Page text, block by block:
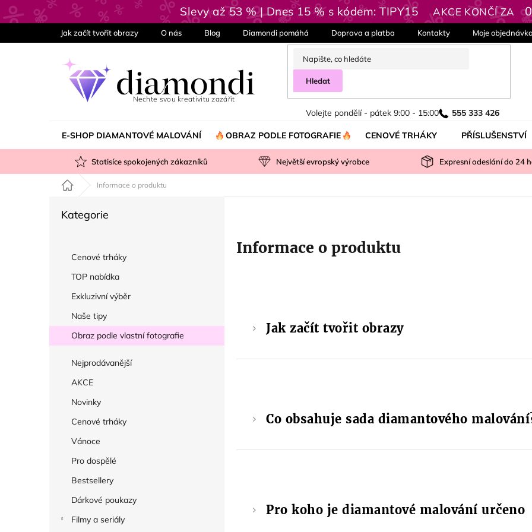
Přejít
na
Slevy až 53 % | Dnes 15 % s kódem: TIPY15 AKCE KONČÍ ZA 0
Jak začít tvořit obrazy O nás Blog Diamondi pomáhá Doprava a platba Kontakty Moje
Hledat
Volejte pondělí - pátek 9:00 - 15:00 555 333 426
E-SHOP DIAMANTOVÉ MALOVÁNÍ OBRAZ PODLE FOTOGRAFIE CENOVÉ TRHÁKY PŘÍSLUŠENSTVÍ
Statisíce spokojených zákazníků Největší evropský výrobce Expresní odeslání do 24
Domů Informace o produktu
Přeskočit
Kategorie
Cenové trháky
TOP nabídka
Exkluzivní výběr
Naše tipy
Obraz podle vlastní fotografie
Nejprodávanější
AKCE
Novinky
Cenové trháky
Vánoce
Pro dospělé
Bestsellery
Dárkové poukazy
Filmy a seriály
Informace o produktu
Jak začít tvořit obrazy
Co obsahuje sada diamantového
Pro koho je diamantové malování určeno